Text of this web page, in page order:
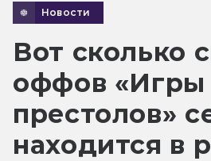
Новости
Вот сколько
оффов «Игры
престолов»
находится в